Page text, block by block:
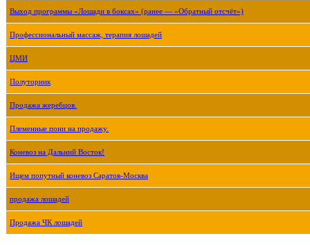
Выход программы «Лошади в боксах» (ранее — «Обратный отсчёт»)
Профессиональный массаж, терапия лошадей
ЦМИ
Полуторник
Продажа жеребцов.
Племенные пони на продажу.
Коневоз на Дальний Восток!
Ищем попутный коневоз Саратов-Москва
продажа лошадей
Продажа ЧК лошадей